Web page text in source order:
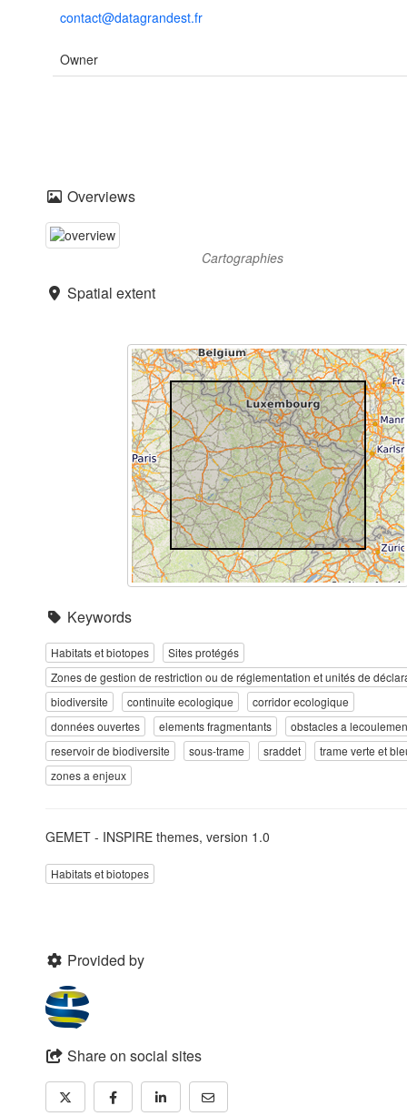
contact@datagrandest.fr
Owner
Overviews
Cartographies
Spatial extent
Keywords
Habitats et biotopes
Sites protégés
Zones de gestion de restriction ou de réglementation et unités de
biodiversite
continuite ecologique
corridor ecologique
données ouvertes
elements fragmentants
obstacles a
reservoir de biodiversite
sous-trame sraddet
trame verte et
zones a enjeux
GEMET - INSPIRE themes, version 1.0
Habitats et biotopes
Provided by
Share on social sites